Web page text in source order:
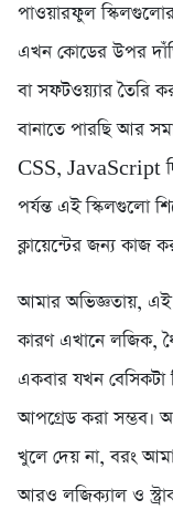
পাওয়ারফুল
এখন কোডের উপর
বা সফটওয়্যার তৈরি
বানাতে পারছি আর
CSS, JavaScript
পর্যন্ত এই স্কিলগুলো
ক্লায়েন্টের জন্য কাজ
আমার অভিজ্ঞতায়, এই
কারণ এখানে লজিক,
একবার যখন বেসিকটা
আপগ্রেড করা সম্ভব।
খুলে দেয় না, বরং
আরও লজিক্যাল ও